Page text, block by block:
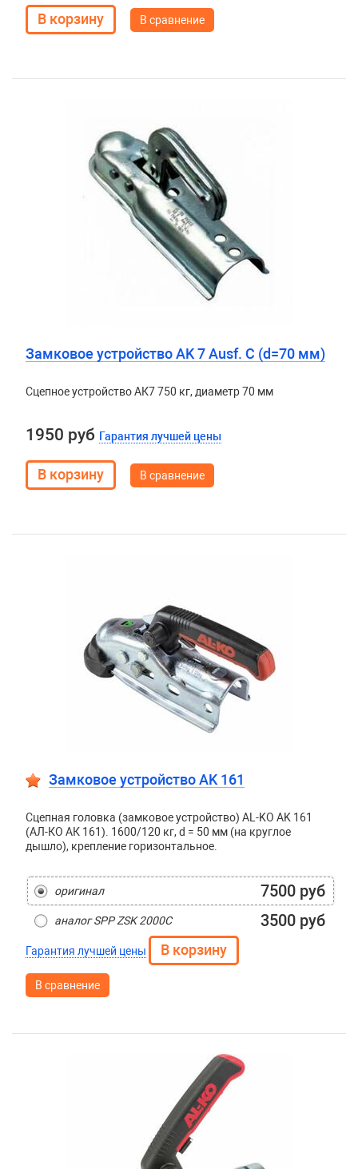
В сравнение
Замковое устройство AK 7 Ausf. C (d=70 мм)
Сцепное устройство АК7 750 кг, диаметр 70 мм
1950 руб Гарантия лучшей цены
В сравнение
Замковое устройство AK 161
Сцепная головка (замковое устройство) AL-KO AK 161
(АЛ-КО АК 161). 1600/120 кг, d = 50 мм (на круглое
дышло), крепление горизонтальное.
оригинал 7500 руб
аналог SPP ZSK 2000C 3500 руб
Гарантия лучшей цены
В сравнение